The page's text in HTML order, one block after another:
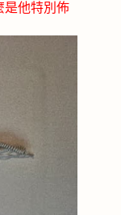
是他特別佈